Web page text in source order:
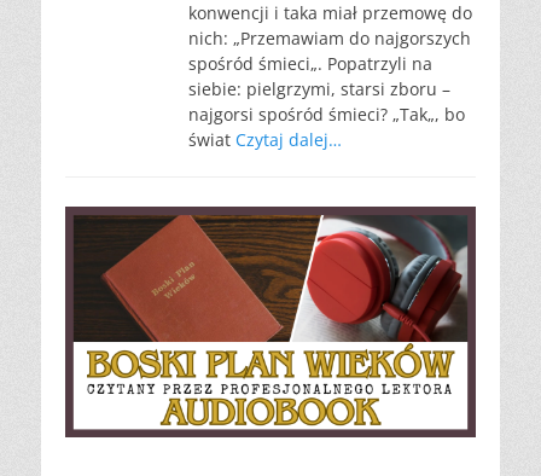
konwencji i taka miał przemowę do
nich: „Przemawiam do najgorszych
spośród śmieci„. Popatrzyli na
siebie: pielgrzymi, starsi zboru –
najgorsi spośród śmieci? „Tak„, bo
świat Czytaj dalej…